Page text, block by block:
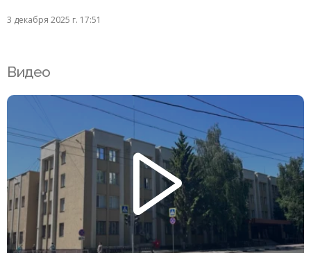
3 декабря 2025 г. 17:51
Видео